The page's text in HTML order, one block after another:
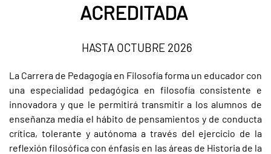
ACREDITADA
HASTA OCTUBRE 2026
La Carrera de Pedagogía en Filosofía forma un educador con
una especialidad pedagógica en filosofía consistente e
innovadora y que le permitirá transmitir a los alumnos de
enseñanza media el hábito de pensamientos y de conducta
crítica, tolerante y autónoma a través del ejercicio de la
reflexión filosófica con énfasis en las áreas de Historia de la